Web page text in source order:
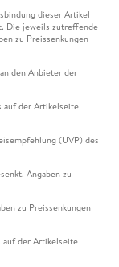
dieser Artikel
Die jeweils zutreffende
zu Preissenkungen
den Anbieter der
auf der Artikelseite
(UVP) des
Angaben zu
zu Preissenkungen
auf der Artikelseite